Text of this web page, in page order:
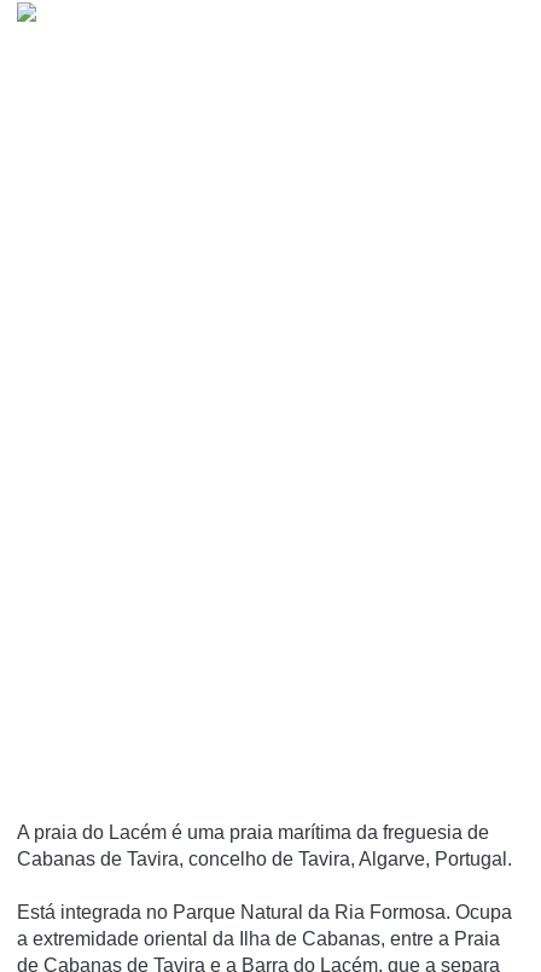
A praia do Lacém é uma praia marí­tima da freguesia de
Cabanas de Tavira, concelho de Tavira, Algarve, Portugal.
Está integrada no Parque Natural da Ria Formosa. Ocupa
a extremidade oriental da Ilha de Cabanas, entre a Praia
de Cabanas de Tavira e a Barra do Lacém, que a separa